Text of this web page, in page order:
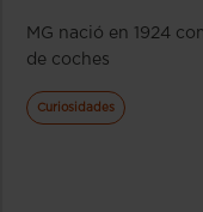
MG nació en 1924
de coches
Curiosidades